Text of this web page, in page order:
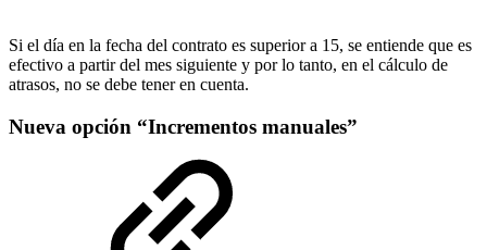
Si el día en la fecha del contrato es superior a 15, se entiende que es
efectivo a partir del mes siguiente y por lo tanto, en el cálculo de
atrasos, no se debe tener en cuenta.
Nueva opción “Incrementos manuales”